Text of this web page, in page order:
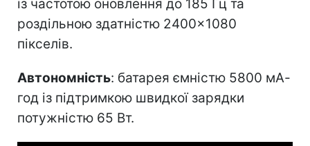
із частотою оновлення до 185 Гц та
роздільною здатністю 2400×1080
пікселів.
Автономність: батарея ємністю 5800 мА-
год із підтримкою швидкої зарядки
потужністю 65 Вт.